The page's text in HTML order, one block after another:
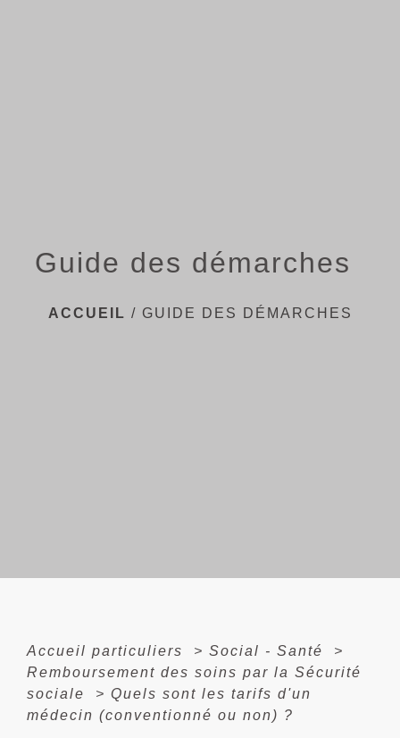
Guide des démarches
ACCUEIL / GUIDE DES DÉMARCHES
Accueil particuliers > Social - Santé
>
Remboursement des soins par la Sécurité
sociale
> Quels sont les tarifs d'un
médecin (conventionné ou non) ?